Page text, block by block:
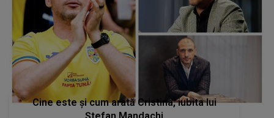
Cine este și cum arată Cristina, iubita lui